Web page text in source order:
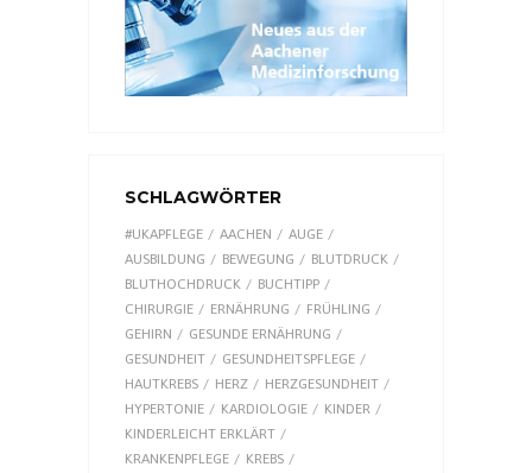
SCHLAGWÖRTER
#UKAPFLEGE AACHEN
AUGE
AUSBILDUNG
BEWEGUNG
BLUTDRUCK
BLUTHOCHDRUCK
BUCHTIPP
CHIRURGIE
ERNÄHRUNG
FRÜHLING
GEHIRN
GESUNDE ERNÄHRUNG
GESUNDHEIT
GESUNDHEITSPFLEGE
HAUTKREBS
HERZ
HERZGESUNDHEIT
HYPERTONIE
KARDIOLOGIE
KINDER
KINDERLEICHT ERKLÄRT
KRANKENPFLEGE
KREBS